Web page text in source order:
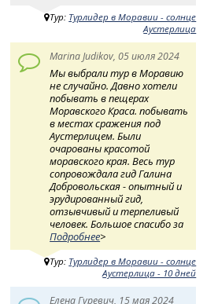
Тур: Турлидер в Моравии - солнце
Аустерлица
Marina Judikov, 05 июля 2024
Мы выбрали тур в Моравию
не случайно. Давно хотели
побывать в пещерах
Моравского Краса. побывать
в местах сражения под
Аустерлицем. Были
очарованы красотой
моравского края. Весь тур
сопровождала гид Галина
Добровольская - опытный и
эрудированный гид,
отзывчивый и терпеливый
человек. Большое спасибо за
Подробнее>
Тур: Турлидер в Моравии - солнце
Аустерлица - 10 дней
Елена Гуревич, 15 мая 2024